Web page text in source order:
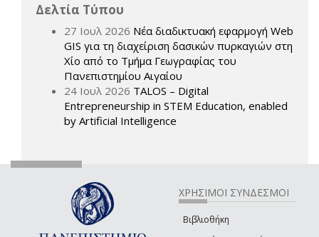
Δελτία Τύπου
27 Ιουλ 2026 Νέα διαδικτυακή εφαρμογή Web
GIS για τη διαχείριση δασικών πυρκαγιών στη
Χίο από το Τμήμα Γεωγραφίας του
Πανεπιστημίου Αιγαίου
24 Ιουλ 2026 TALOS – Digital
Entrepreneurship in STEM Education, enabled
by Artificial Intelligence
ΧΡΗΣΙΜΟΙ ΣΥΝΔΕΣΜΟΙ
Βιβλιοθήκη